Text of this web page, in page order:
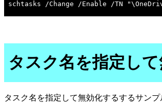
タスク名を指定し
タスク名を指定して無効化するするサンプ